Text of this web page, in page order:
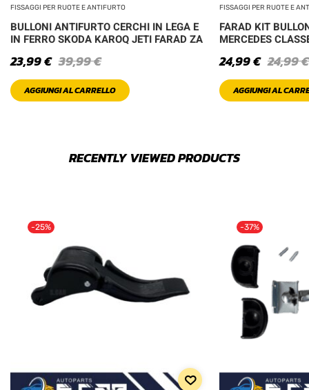
FISSAGGI PER RUOTE E ANTIFURTO
BULLONI ANTIFURTO CERCHI IN LEGA E
IN FERRO SKODA KAROQ JETI FARAD ZA
39,99€
23,99€
AGGIUNGI AL CARRELLO
FISSAGGI PER RUOTE E
FARAD KIT
MERCEDES
24,99€
24,99€
AGGIUNGI AL
RECENTLY VIEWED PRODUCTS
-25% -37%